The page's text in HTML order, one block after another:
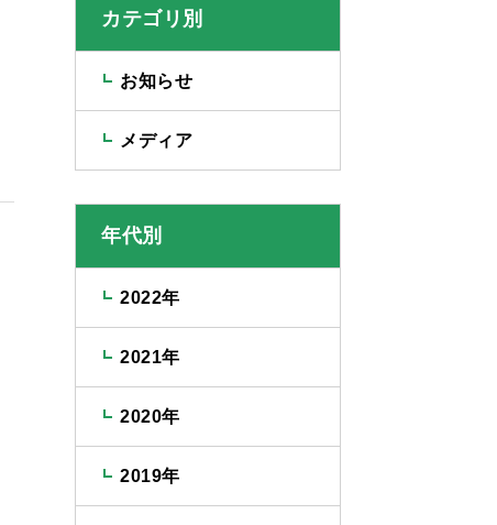
カテゴリ別
お知らせ
メディア
年代別
2022年
2021年
2020年
2019年